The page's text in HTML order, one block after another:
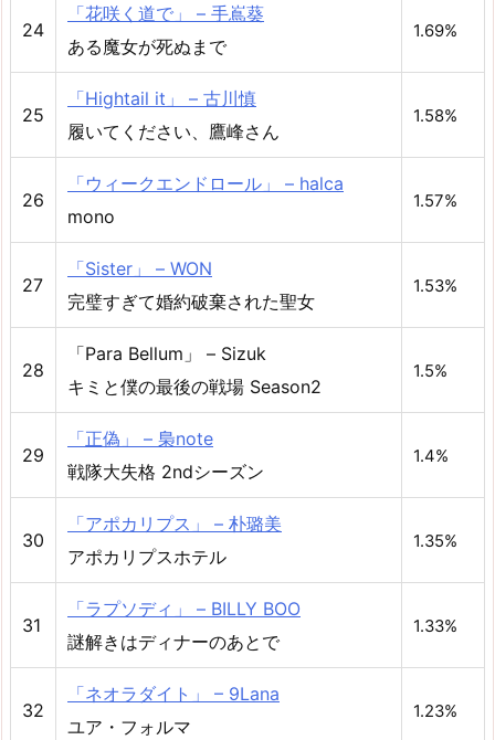
24
「花咲く道で」 – 手嶌葵
ある魔女が死ぬまで
1.69%
25
「Hightail it」 – 古川慎
履いてください、鷹峰さん
1.58%
26
「ウィークエンドロール」 – halca
mono
1.57%
27
「Sister」 – WON
完璧すぎて婚約破棄された聖女
1.53%
28
「Para Bellum」 – Sizuk
キミと僕の最後の戦場 Season2
1.5%
29
「正偽」 – 梟note
戦隊大失格 2ndシーズン
1.4%
30
「アポカリプス」 – 朴璐美
アポカリプスホテル
1.35%
31
「ラプソディ」 – BILLY BOO
謎解きはディナーのあとで
1.33%
32
「ネオラダイト」 – 9Lana
ユア・フォルマ
1.23%